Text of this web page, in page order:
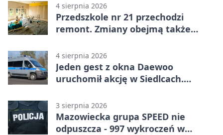
4 sierpnia 2026
Przedszkole nr 21 przechodzi
remont. Zmiany obejmą także
4 sierpnia 2026
Jeden gest z okna Daewoo
uruchomił akcję w Siedlcach.
3 sierpnia 2026
Mazowiecka grupa SPEED nie
odpuszcza - 997 wykroczeń w